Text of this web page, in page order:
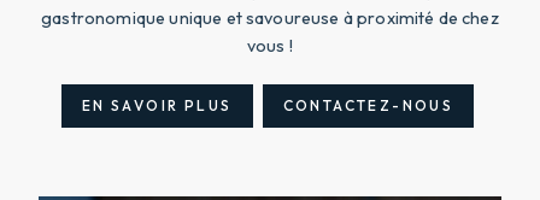
gastronomique unique et savoureuse à proximité de chez
vous !
EN SAVOIR PLUS CONTACTEZ-NOUS